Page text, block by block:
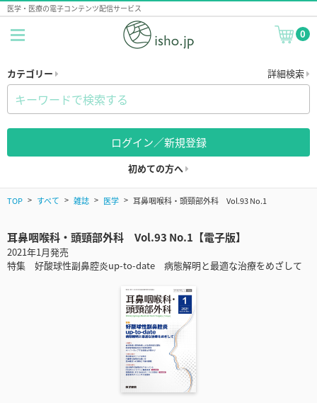
医学・医療の電子コンテンツ配信サービス
0
カテゴリー 詳細検索
ログイン／新規登録
初めての方へ
TOP すべて 雑誌 医学 耳鼻咽喉科・頭頸部外科 Vol.93 No.1
耳鼻咽喉科・頭頸部外科 Vol.93 No.1【電子版】
2021年1月発売
特集 好酸球性副鼻腔炎up-to-date 病態解明と最適な治療をめざして